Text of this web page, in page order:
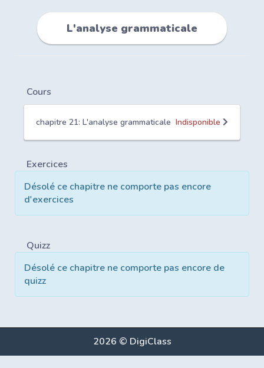
L'analyse grammaticale
Cours
chapitre 21: L'analyse grammaticale Indisponible
Exercices
Désolé ce chapitre ne comporte pas encore
d'exercices
Quizz
Désolé ce chapitre ne comporte pas encore de
quizz
2026 © DigiClass